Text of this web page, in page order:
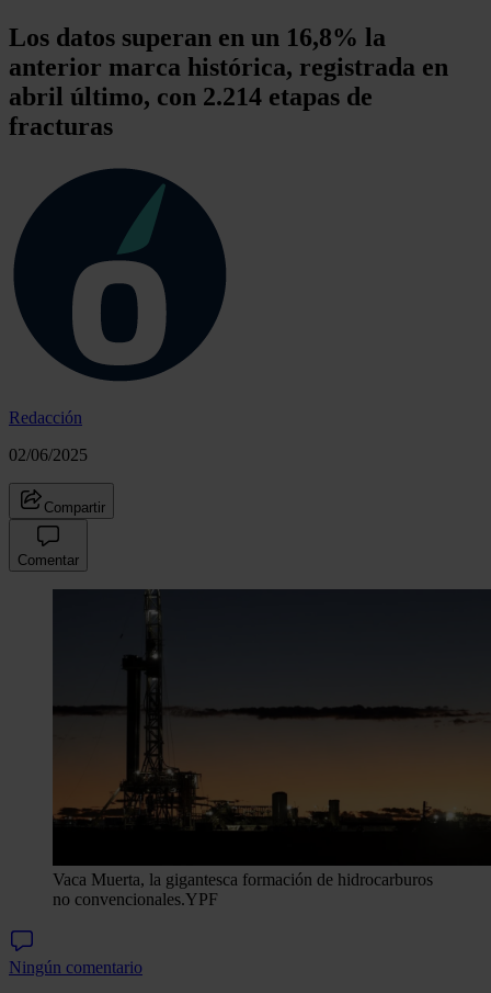
Los datos superan en un 16,8% la
anterior marca histórica, registrada en
abril último, con 2.214 etapas de
fracturas
Redacción
02/06/2025
Compartir
Comentar
Vaca Muerta, la gigantesca formación de hidrocarburos
no convencionales.YPF
Ningún comentario